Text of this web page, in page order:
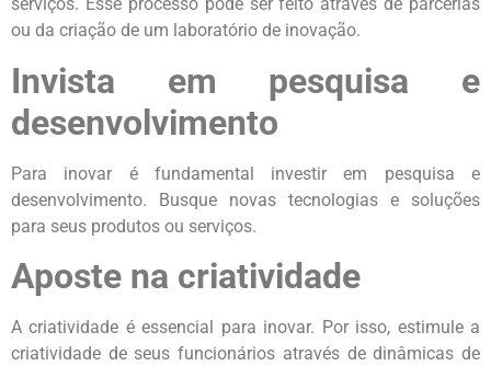
ou da criação de um laboratório de inovação.
Invista em pesquisa e
desenvolvimento
Para inovar é fundamental investir em pesquisa e
desenvolvimento. Busque novas tecnologias e soluções
para seus produtos ou serviços.
Aposte na criatividade
A criatividade é essencial para inovar. Por isso, estimule a
criatividade de seus funcionários através de dinâmicas de